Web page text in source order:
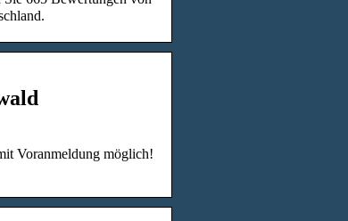
Voranmeldung möglich!